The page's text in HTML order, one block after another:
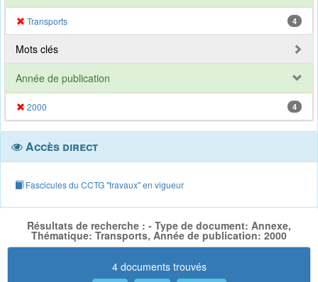
Transports 4
Mots clés
Année de publication
2000 4
Accès direct
Fascicules du CCTG "travaux" en vigueur
Résultats de recherche : - Type de document: Annexe,
Thématique: Transports, Année de publication: 2000
4 documents trouvés